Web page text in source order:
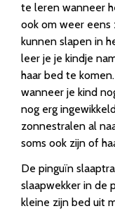
te leren wanneer
ook om weer
kunnen slapen in
leer je je kindje
haar bed te
wanneer je kind
nog erg
zonnestralen al
soms ook zijn of
De pinguïn
slaapwekker in de
kleine zijn bed uit